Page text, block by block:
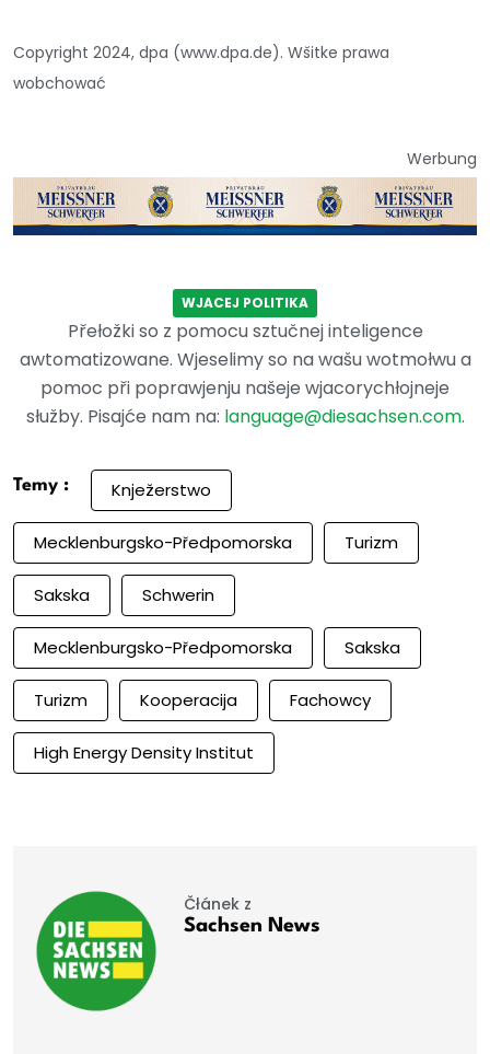
Copyright 2024, dpa (www.dpa.de). Wšitke prawa
wobchować
Werbung
WJACEJ POLITIKA
Přełožki so z pomocu sztučnej inteligence
awtomatizowane. Wjeselimy so na wašu wotmołwu a
pomoc při poprawjenju našeje wjacorychłojneje
słužby. Pisajće nam na: language@diesachsen.com.
Temy : Knježerstwo
Mecklenburgsko-Předpomorska Turizm
Sakska Schwerin
Mecklenburgsko-Předpomorska Sakska
Turizm Kooperacija Fachowcy
High Energy Density Institut
Čłánek z
Sachsen News